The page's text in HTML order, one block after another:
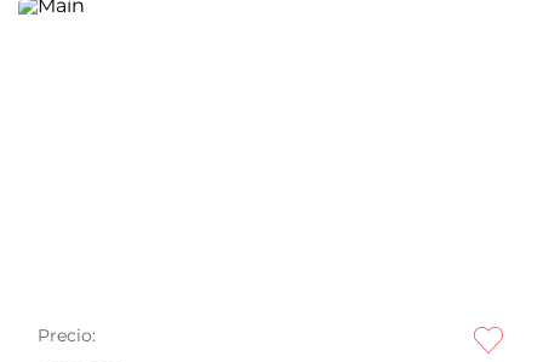
Precio: